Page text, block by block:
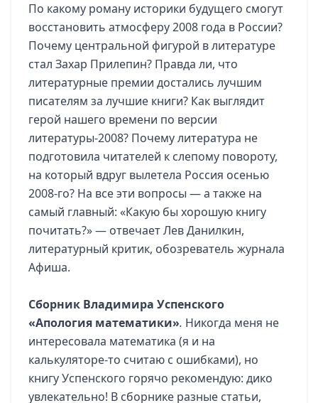
По какому роману историки будущего смогут
восстановить атмосферу 2008 года в России?
Почему центральной фигурой в литературе
стал Захар Прилепин? Правда ли, что
литературные премии достались лучшим
писателям за лучшие книги? Как выглядит
герой нашего времени по версии
литературы-2008? Почему литература не
подготовила читателей к слепому повороту,
на который вдруг вылетела Россия осенью
2008-го? На все эти вопросы — а также на
самый главный: «Какую бы хорошую книгу
почитать?» — отвечает Лев Данилкин,
литературный критик, обозреватель журнала
Афиша.
Сборник Владимира Успенского
«Апология математики». Никогда меня не
интересовала математика (я и на
калькуляторе-то считаю с ошибками), но
книгу Успенского горячо рекомендую: дико
увлекательно! В сборнике разные статьи,